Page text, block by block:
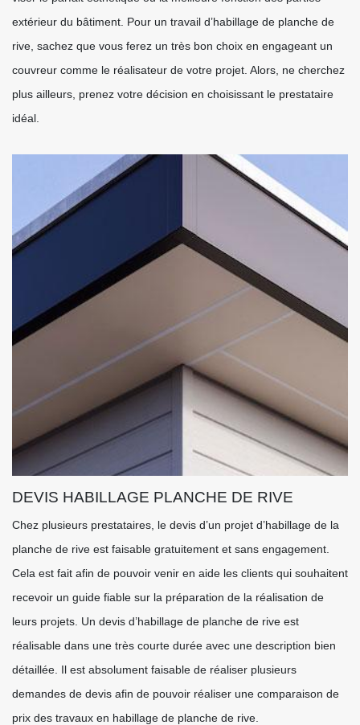
extérieur du bâtiment. Pour un travail d’habillage de planche de
rive, sachez que vous ferez un très bon choix en engageant un
couvreur comme le réalisateur de votre projet. Alors, ne cherchez
plus ailleurs, prenez votre décision en choisissant le prestataire
idéal.
DEVIS HABILLAGE PLANCHE DE RIVE
Chez plusieurs prestataires, le devis d’un projet d’habillage de la
planche de rive est faisable gratuitement et sans engagement.
Cela est fait afin de pouvoir venir en aide les clients qui souhaitent
recevoir un guide fiable sur la préparation de la réalisation de
leurs projets. Un devis d’habillage de planche de rive est
réalisable dans une très courte durée avec une description bien
détaillée. Il est absolument faisable de réaliser plusieurs
demandes de devis afin de pouvoir réaliser une comparaison de
prix des travaux en habillage de planche de rive.